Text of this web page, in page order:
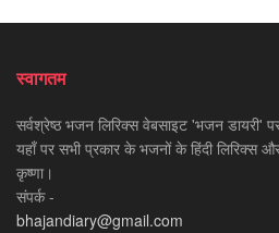
स्वागतम
सर्वश्रेष्ठ भजन लिरिक्स वेबसाइट 'भजन डायरी'
यहाँ पर सभी प्रकार के भजनों के हिंदी लिरिक्स
कृष्णा।
संपर्क -
bhajandiary@gmail.com